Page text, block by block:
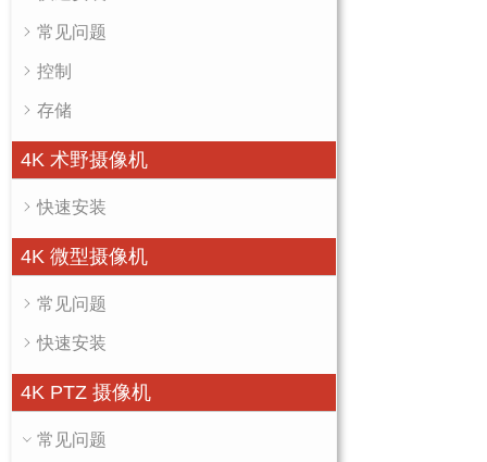
常见问题
控制
存储
4K 术野摄像机
快速安装
4K 微型摄像机
常见问题
快速安装
4K PTZ 摄像机
常见问题